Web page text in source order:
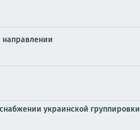
направлении
украинской группировки